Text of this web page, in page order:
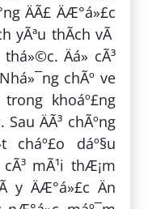
ÄÃ£ ÄÆ°á»£c
yÃªu thÃ­ch vÃ
thá»©c. Äá» cÃ³
Nhá»¯ng chÃº ve
trong khoáº£ng
Sau ÄÃ³ chÃºng
cháº£o dáº§u
cÃ³ mÃ¹i thÆ¡m
ÄÆ°á»£c Än